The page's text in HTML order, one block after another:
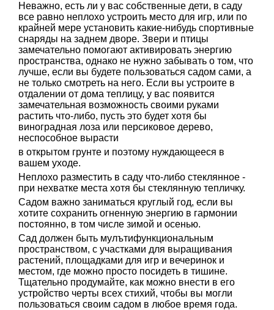
Неважно, есть ли у вас собственные дети, в саду
все равно неплохо устроить место для игр, или по
крайней мере установить какие-нибудь спортивные
снаряды на заднем дворе. Звери и птицы
замечательно помогают активировать энергию
пространства, однако не нужно забывать о том, что
лучше, если вы будете пользоваться садом сами, а
не только смотреть на него. Если вы устроите в
отдалении от дома теплицу, у вас появится
замечательная возможность своими руками
растить что-либо, пусть это будет хотя бы
виноградная лоза или персиковое дерево,
неспособное вырасти
в открытом грунте и поэтому нуждающееся в
вашем уходе.
Неплохо разместить в саду что-либо стеклянное -
при нехватке места хотя бы стеклянную тепличку.
Садом важно заниматься круглый год, если вы
хотите сохранить огненную энергию в гармонии
постоянно, в том числе зимой и осенью.
Сад должен быть мулътифункциональным
пространством, с участками для выращивания
растений, площадками для игр и вечеринок и
местом, где можно просто посидеть в тишине.
Тщательно продумайте, как можно внести в его
устройство черты всех стихий, чтобы вы могли
пользоваться своим садом в любое время года.